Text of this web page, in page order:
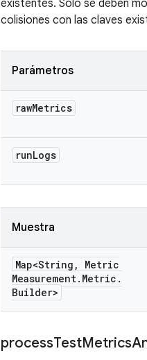
existentes. Solo se deben
colisiones con las claves
Parámetros
rawMetrics
runLogs
Muestra
Map<String ,
Metric
Measurement. Metric .
Builder>
processTestMetrics